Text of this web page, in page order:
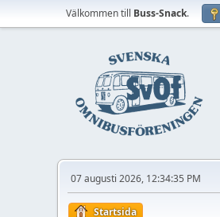
Välkommen till Buss-Snack.
07 augusti 2026, 12:34:35 PM
Startsida